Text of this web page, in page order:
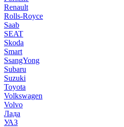
Renault
Rolls-Royce
Saab
SEAT
Skoda
Smart
SsangYong
Subaru
Suzuki
Toyota
Volkswagen
Volvo
Лада
УАЗ